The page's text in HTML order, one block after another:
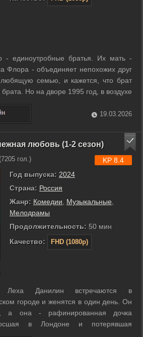
единоутробные братья. Их мать -
Флора - объединяет непохожих друг
семью, и кажется, что брат
брата. Но на дворе 1995 год, в воздухе
наживы, открываются подпольные
разборки не на жизнь, а на смерть. У
19.03.2026
любовь (1-2 сезон)
7205 гол.)
Год выпуска: 2024
Страна: Россия
Жанр: Комедии Музыкальные
Мелодрамы
Продолжительность: 50 мин
Качество:
FHD (1080p)
KP 8.4
Данилин встречаются в
городе и женятся в один день. Он
а она - рафинированная дочка
в Лондоне и потерявшая
катастрофе. Их отношения -